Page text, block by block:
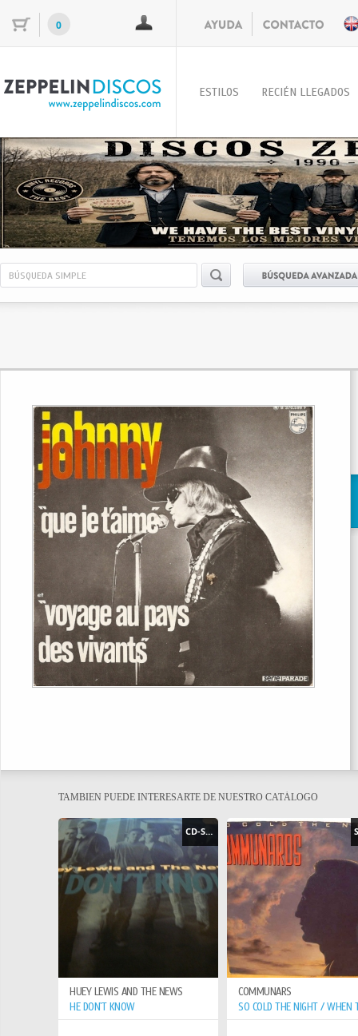
0
ESTILOS RECIÉN LLEGADOS
TAMBIEN PUEDE INTERESARTE DE NUESTRO CATÁLOGO
CD-SINGLE
HUEY LEWIS AND THE NEWS
HE DON`T KNOW
COMMUNARS